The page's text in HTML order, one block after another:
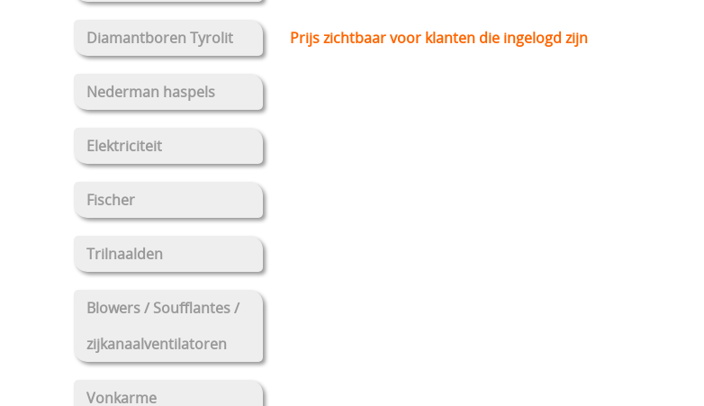
Diamantboren Tyrolit
Nederman haspels
Elektriciteit
Fischer
Trilnaalden
Blowers / Soufflantes /
zijkanaalventilatoren
Vonkarme
Prijs zichtbaar voor klanten die ingelogd zijn